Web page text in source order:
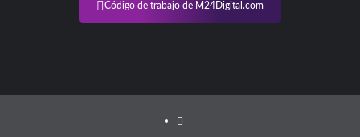
Código de trabajo de M24Digital.com